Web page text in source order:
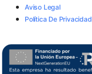
Aviso Legal
Política De Privacidad